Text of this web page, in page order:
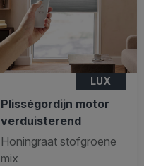
LUX
Plisségordijn motor
verduisterend
Honingraat stofgroene
mix